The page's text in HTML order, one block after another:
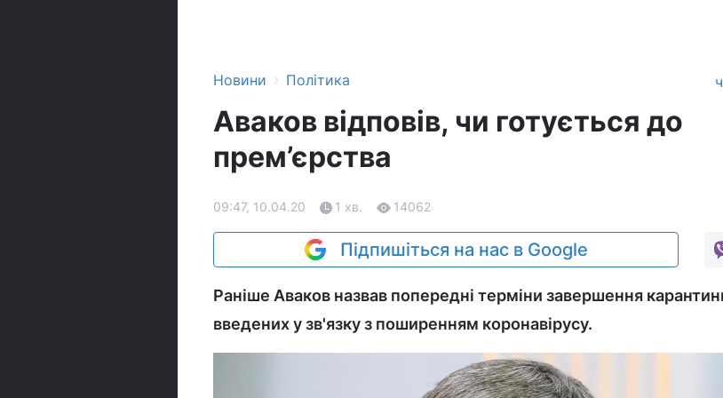
Новини › Політика
Аваков відповів, чи готується до
прем’єрства
09:47, 10.04.20 1 хв. 14062
Підпишіться на нас в Google
Раніше Аваков назвав попередні терміни завершення
введених у зв'язку з поширенням коронавірусу.